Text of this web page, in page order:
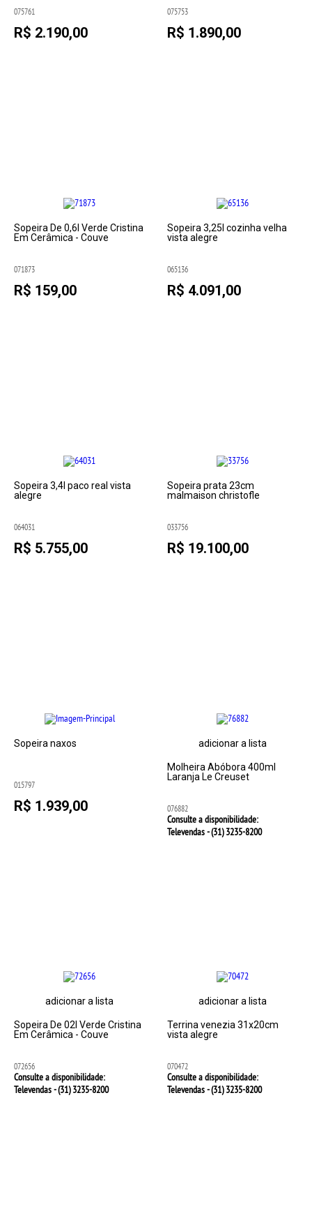
075761
R$ 2.190,00
075753
R$ 1.890,00
Sopeira De 0,6l Verde Cristina
Em Cerâmica - Couve
071873
R$ 159,00
Sopeira 3,25l cozinha velha
vista alegre
065136
R$ 4.091,00
Sopeira 3,4l paco real vista
alegre
064031
R$ 5.755,00
Sopeira prata 23cm
malmaison christofle
033756
R$ 19.100,00
Sopeira naxos
015797
R$ 1.939,00
adicionar a lista
Molheira Abóbora 400ml
Laranja Le Creuset
076882
Consulte a disponibilidade:
Televendas - (31)3235-8200
adicionar a lista
Sopeira De 02l Verde Cristina
Em Cerâmica - Couve
072656
Consulte a disponibilidade:
Televendas - (31)3235-8200
adicionar a lista
Terrina venezia 31x20cm
vista alegre
070472
Consulte a disponibilidade:
Televendas - (31)3235-8200